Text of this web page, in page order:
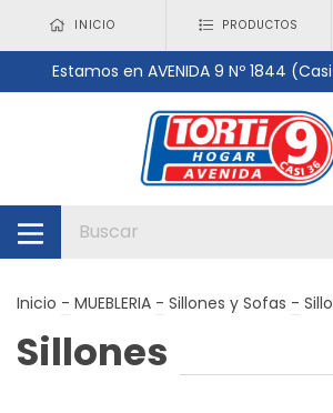
INICIO PRODUCTOS
Estamos en AVENIDA 9 Nº 1844
Inicio - MUEBLERIA - Sillones y Sofas -
Sillones